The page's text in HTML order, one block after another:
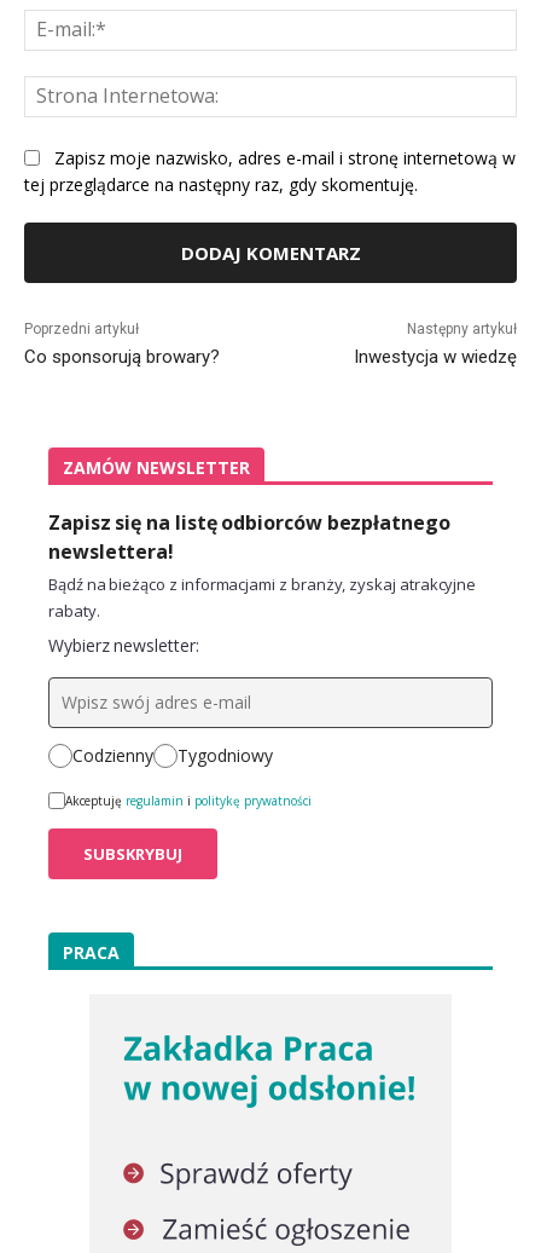
Zapisz moje nazwisko, adres e-mail i stronę internetową w
tej przeglądarce na następny raz, gdy skomentuję.
Poprzedni artykuł
Co sponsorują browary?
Następny artykuł
Inwestycja w wiedzę
ZAMÓW NEWSLETTER
Zapisz się na listę odbiorców bezpłatnego
newslettera!
Bądź na bieżąco z informacjami z branży, zyskaj atrakcyjne
rabaty.
Wybierz newsletter:
Codzienny Tygodniowy
Akceptuję regulamin i politykę prywatności
PRACA